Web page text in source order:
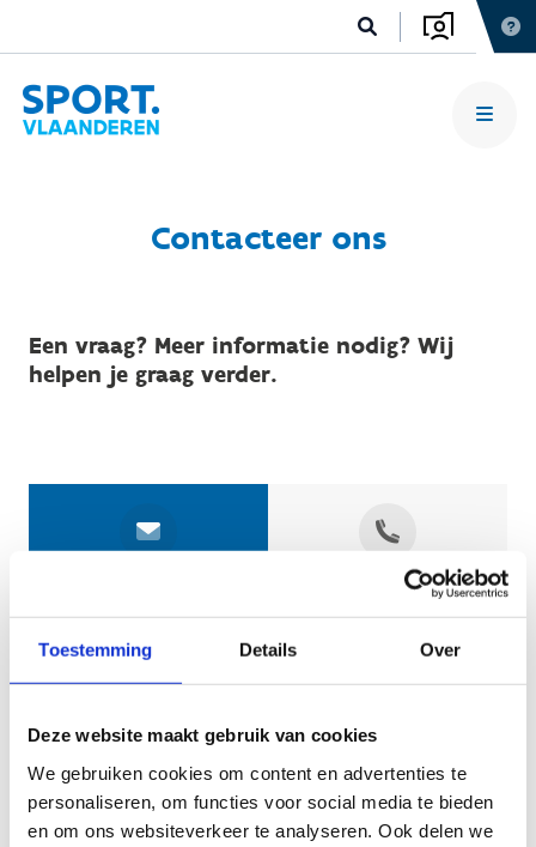
Toestemming Details Over
Deze website maakt gebruik van cookies
We gebruiken cookies om content en advertenties te
personaliseren, om functies voor social media te bieden
en om ons websiteverkeer te analyseren. Ook delen we
Contacteer ons
Een vraag? Meer informatie nodig? Wij
helpen je graag verder.